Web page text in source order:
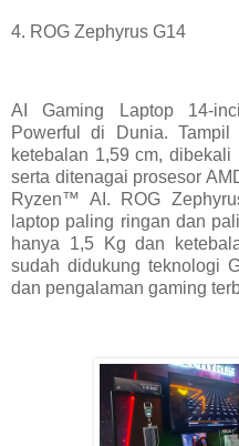
4. ROG Zephyrus G14
AI Gaming Laptop 14-
Powerful di Dunia.
ketebalan 1,59 cm,
serta ditenagai prosesor
Ryzen™ AI. ROG
laptop paling ringan dan
hanya 1,5 Kg dan
sudah didukung teknologi
dan pengalaman gaming